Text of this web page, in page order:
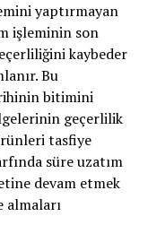
yaptırmayan
işleminin son
kaybeder
Bu
bitimini
geçerlilik
tasfiye
süre uzatım
devam etmek
almaları